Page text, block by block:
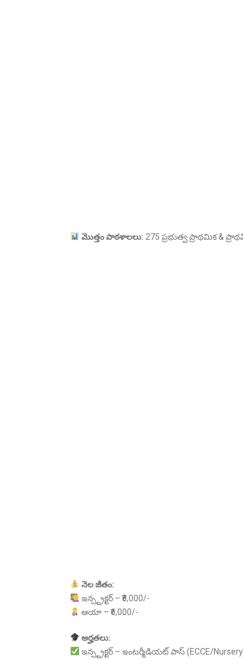
మొత్తంపాఠశాలలు: 275 ప్రభుత్వ ప్రాథమిక &
నెలజీతం:
ఇన్స్ట్రక్టర్ – ₹8,000/-
ఆయా – ₹6,000/-
అర్హతలు:
ఇన్స్ట్రక్టర్ – ఇంటర్మీడియట్ పాస్ (ECCE/